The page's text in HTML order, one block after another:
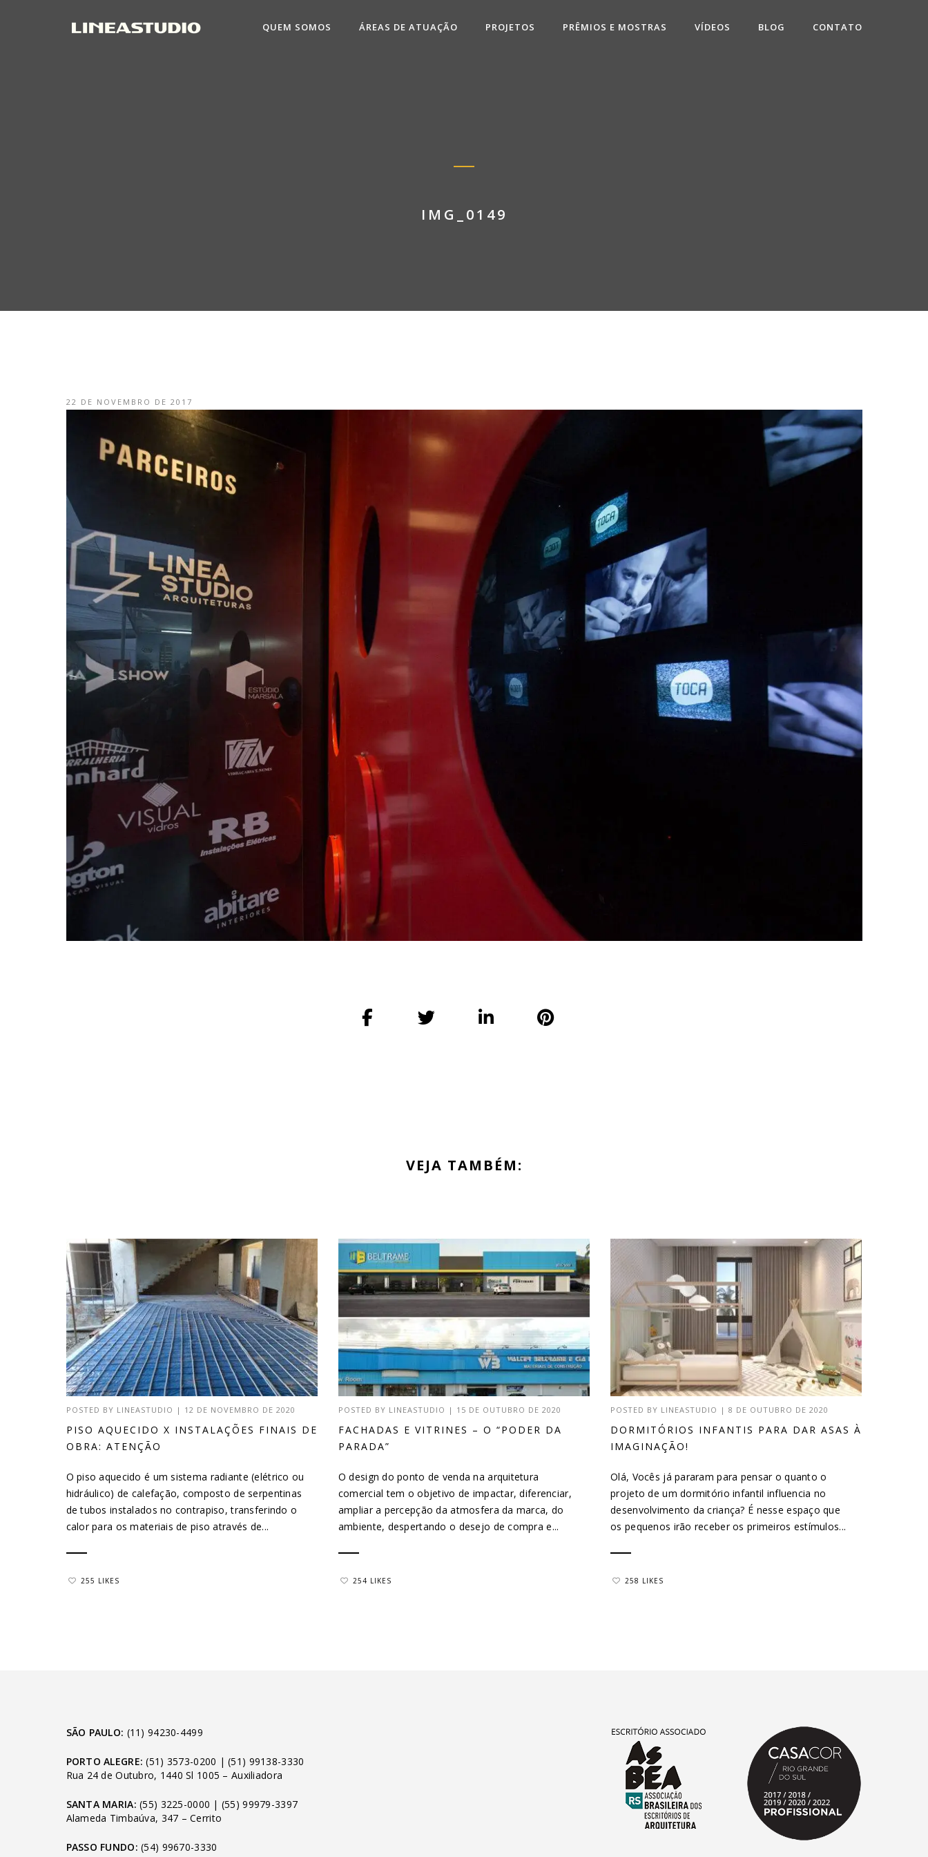
QUEM SOMOS ÁREAS DE ATUAÇÃO PROJETOS PRÊMIOS E MOSTRAS VÍDEOS BLOG CONTATO
IMG_0149
22 DE NOVEMBRO DE 2017
VEJA TAMBÉM:
POSTED BY LINEASTUDIO | 12 DE NOVEMBRO DE 2020
PISO AQUECIDO X INSTALAÇÕES FINAIS DE
OBRA: ATENÇÃO
O piso aquecido é um sistema radiante (elétrico ou
hidráulico) de calefação, composto de serpentinas
de tubos instalados no contrapiso, transferindo o
calor para os materiais de piso através de...
255 LIKES
POSTED BY LINEASTUDIO | 15 DE OUTUBRO DE 2020
FACHADAS E VITRINES – O “PODER DA
PARADA”
O design do ponto de venda na arquitetura
comercial tem o objetivo de impactar, diferenciar,
ampliar a percepção da atmosfera da marca, do
ambiente, despertando o desejo de compra e...
254 LIKES
POSTED BY LINEASTUDIO |8 DE OUTUBRO DE 2020
DORMITÓRIOS INFANTIS PARA DAR ASAS À
IMAGINAÇÃO!
Olá, Vocês já pararam para pensar o quanto o
projeto de um dormitório infantil influencia no
desenvolvimento da criança? É nesse espaço que
os pequenos irão receber os primeiros estímulos...
258 LIKES
SÃO PAULO: (11) 94230-4499
PORTO ALEGRE: (51) 3573-0200 |(51) 99138-3330
Rua 24 de Outubro, 1440 Sl 1005 – Auxiliadora
SANTA MARIA: (55) 3225-0000 | (55) 99979-3397
Alameda Timbaúva, 347 – Cerrito
PASSO FUNDO: (54) 99670-3330